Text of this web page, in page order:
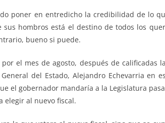
poner en entredicho la credibilidad de lo
hombros está el destino de todos los
bueno si puede.
el mes de agosto, después de calificadas
del Estado, Alejandro Echevarria en
el gobernador mandaría a la Legislatura
elegir al nuevo fiscal.